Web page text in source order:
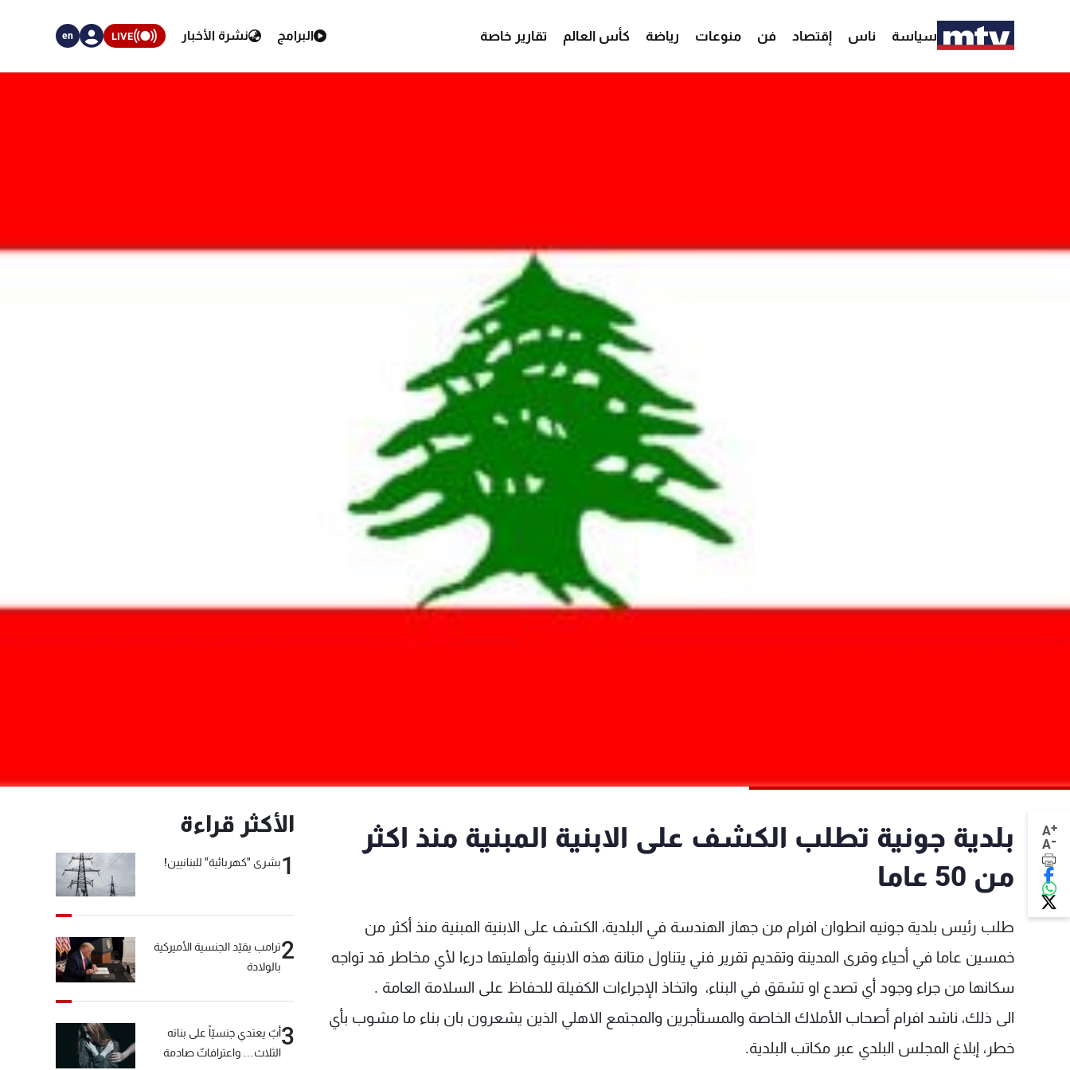
سياسة ناس إقتصاد فن منوعات رياضة كأس العالم تقارير خاصة البرامج نشرة الأخبار LIVE
en
A+
A-
بلدية جونية تطلب الكشف على الابنية المبنية منذ اكثر
من 50 عاما
طلب رئيس بلدية جونيه انطوان افرام من جهاز الهندسة في البلدية، الكشف على الابنية المبنية منذ أكثر من
خمسين عاما في أحياء وقرى المدينة وتقديم تقرير فني يتناول متانة هذه الابنية وأهليتها درءا لأي مخاطر قد تواجه
سكانها من جراء وجود أي تصدع او تشقق في البناء، واتخاذ الإجراءات الكفيلة للحفاظ على السلامة العامة .
الى ذلك، ناشد افرام أصحاب الأملاك الخاصة والمستأجرين والمجتمع الاهلي الذين يشعرون بان بناء ما مشوب بأي
خطر، إبلاغ المجلس البلدي عبر مكاتب البلدية.
الأكثر قراءة
1بشرى "كهربائية" للبنانيين!
2ترامب يقيّد الجنسية الأميركية
بالولادة
3أبٌ يعتدي جنسيّاً على بناته
الثلاث… واعترافاتٌ صادمة